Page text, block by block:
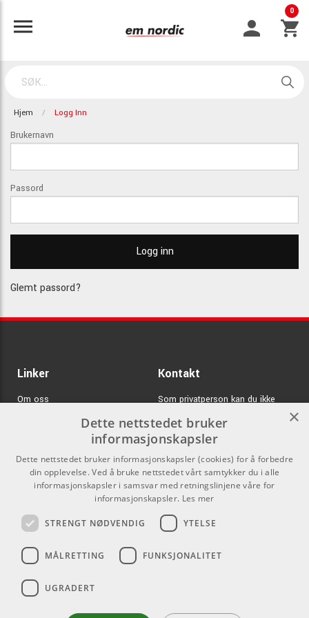
0
Hjem Logg Inn
Brukernavn
Passord
Glemt passord?
Linker
Om oss
GDPR & Cookies
Kontakt
Som privatperson kan du ikke
kjøpe på denne nettsiden, alt salg
skjer gjennom våre forhandlere.
info@emnordic.no
×
Dette nettstedet bruker
informasjonskapsler
Dette nettstedet bruker informasjonskapsler (cookies) for å forbedre
din opplevelse. Ved å bruke nettstedet vårt samtykker du i alle
informasjonskapsler i samsvar med retningslinjene våre for
informasjonskapsler. Les mer
STRENGT NØDVENDIG YTELSE
MÅLRETTING FUNKSJONALITET
UGRADERT